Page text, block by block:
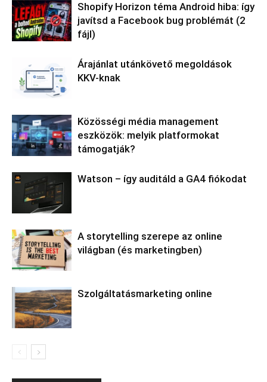
Shopify Horizon téma Android hiba: így
javítsd a Facebook bug problémát (2
fájl)
Árajánlat utánkövető megoldások
KKV-knak
Közösségi média management
eszközök: melyik platformokat
támogatják?
Watson – így auditáld a GA4 fiókodat
A storytelling szerepe az online
világban (és marketingben)
Szolgáltatásmarketing online